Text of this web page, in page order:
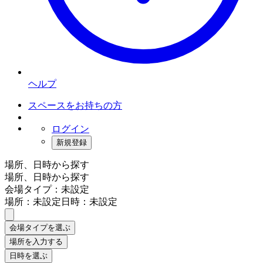
ヘルプ
スペースをお持ちの方
ログイン
新規登録
場所、日時から探す
場所、日時から探す
会場タイプ：未設定
場所：未設定日時：未設定
会場タイプを選ぶ
場所を入力する
日時を選ぶ